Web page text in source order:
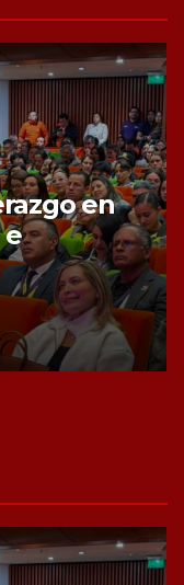
de
la
predios